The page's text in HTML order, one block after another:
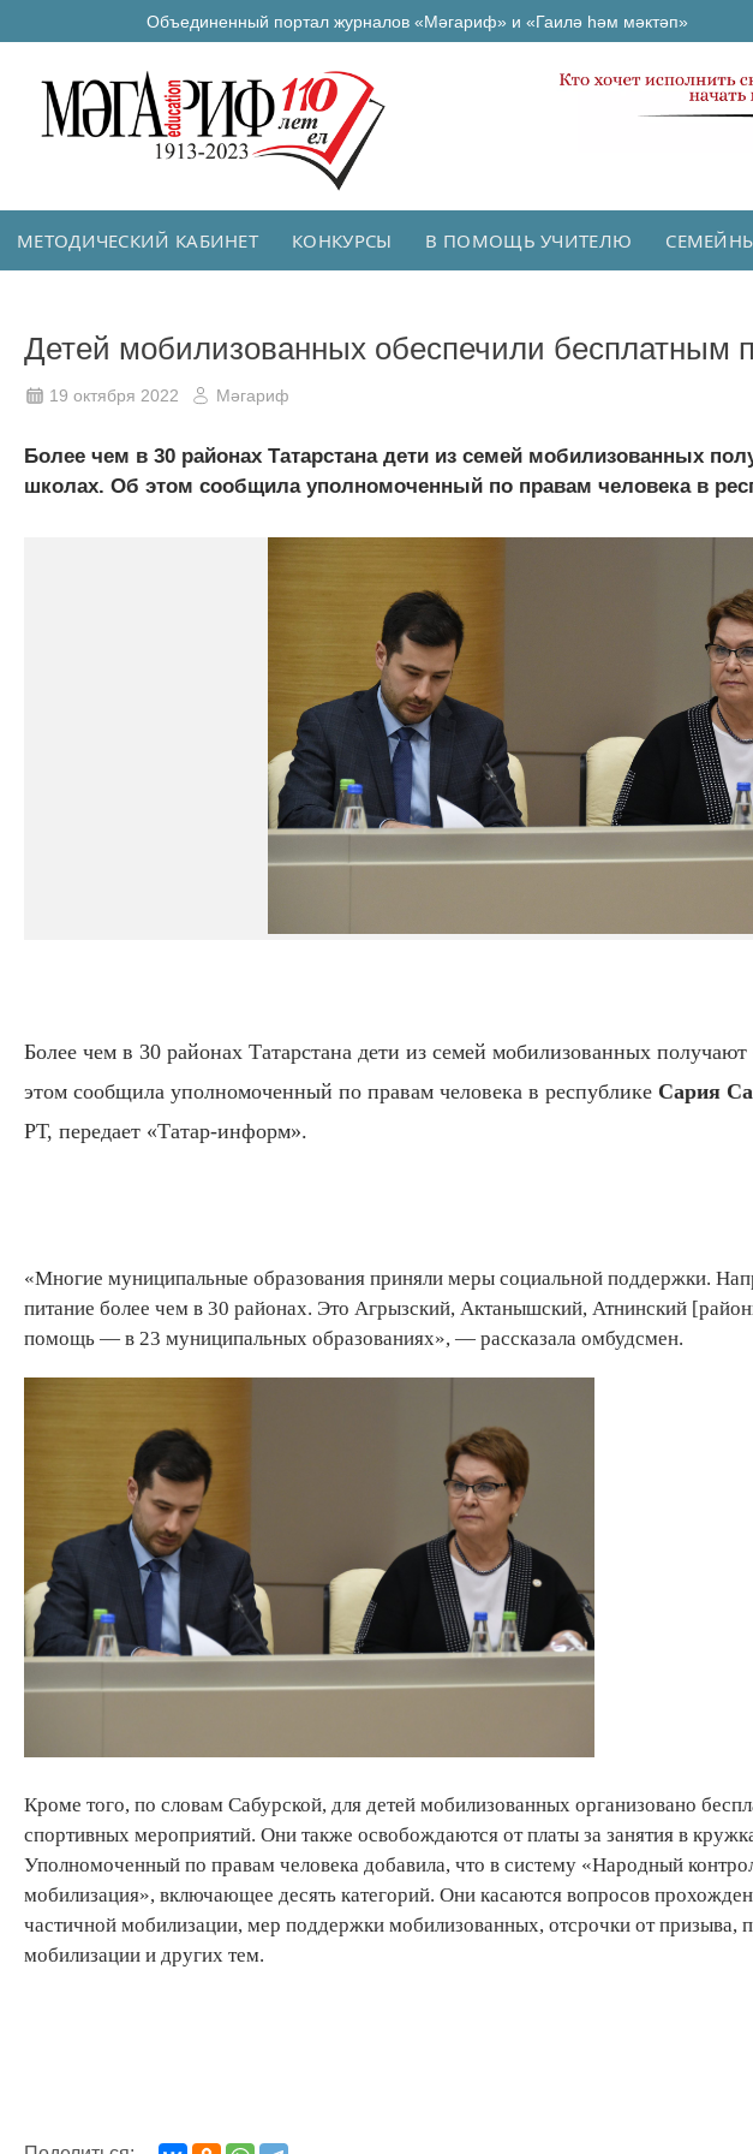
Объединенный портал журналов «Мәгариф» и «Гаилә һәм мәктәп»
МЕТОДИЧЕСКИЙ КАБИНЕТ КОНКУРСЫ В ПОМОЩЬ УЧИТЕЛЮ
Детей мобилизованных обеспечили бесплатным
19 октября 2022 Мәгариф
Более чем в 30 районах Татарстана дети из семей мобилизованных
школах. Об этом сообщила уполномоченный по правам человека в
Более чем в 30 районах Татарстана дети из семей мобилизованных
этом сообщила уполномоченный по правам человека в республике Сария
РТ, передает «Татар-информ».
«Многие муниципальные образования приняли меры социальной поддержки.
питание более чем в 30 районах. Это Агрызский, Актанышский, Атнинский
помощь — в 23 муниципальных образованиях», — рассказала омбудсмен.
Кроме того, по словам Сабурской, для детей мобилизованных организовано
спортивных мероприятий. Они также освобождаются от платы за занятия в
Уполномоченный по правам человека добавила, что в систему «Народный
мобилизация», включающее десять категорий. Они касаются вопросов
частичной мобилизации, мер поддержки мобилизованных, отсрочки от призыва,
мобилизации и других тем.